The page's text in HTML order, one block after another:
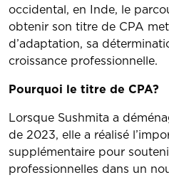
occidental, en Inde, le
obtenir son titre de CPA
d’adaptation, sa
croissance professionnelle.
Pourquoi le titre de CPA?
Lorsque Sushmita a
de 2023, elle a réalisé
supplémentaire pour
professionnelles dans un